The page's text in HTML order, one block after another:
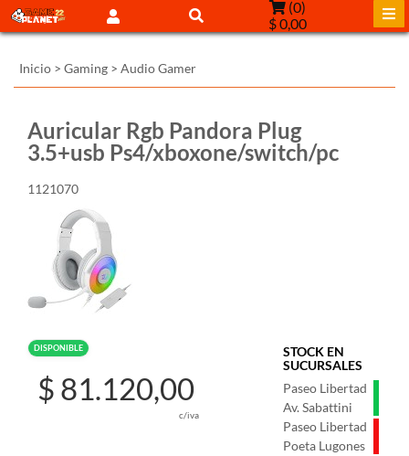
(0)
$ 0,00
Inicio > Gaming > Audio Gamer
Auricular Rgb Pandora Plug
3.5+usb Ps4/xboxone/switch/pc
1121070
DISPONIBLE
STOCK EN
SUCURSALES
Paseo Libertad
Av. Sabattini
Paseo Libertad
Poeta Lugones
$ 81.120,00
c/iva